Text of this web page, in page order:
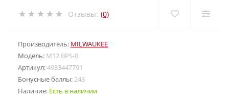
Отзывы: (0)
Производитель: MILWAUKEE
Модель: M12 BPS-0
Артикул:4933447791
Бонусные баллы:243
Наличие: Есть в наличии